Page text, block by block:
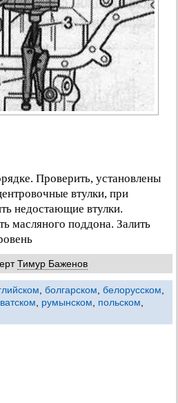
Проверить, установлены
втулки, при
недостающие втулки.
масляного поддона. Залить
Тимур Баженов
болгарском белорусском
румынском польском